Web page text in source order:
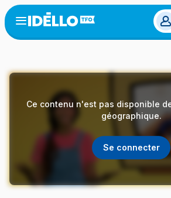
Aller
au
contenu
Open
menu
Ce contenu n'est pas disponible
géographique.
Se connecter